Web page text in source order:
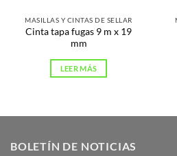
MASILLAS Y CINTAS DE SELLAR
Cinta tapa fugas 9 m x 19
mm
LEER MÁS
BOLETÍN DE NOTICIAS